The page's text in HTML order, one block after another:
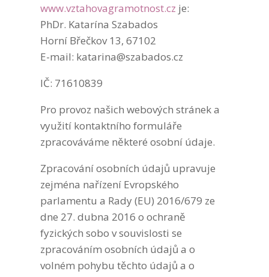
www.vztahovagramotnost.cz je:
PhDr. Katarína Szabados
Horní Břečkov 13, 67102
E-mail: katarina@szabados.cz
IČ: 71610839
Pro provoz našich webových stránek a
využití kontaktního formuláře
zpracováváme některé osobní údaje.
Zpracování osobních údajů upravuje
zejména nařízení Evropského
parlamentu a Rady (EU) 2016/679 ze
dne 27. dubna 2016 o ochraně
fyzických sobo v souvislosti se
zpracováním osobních údajů a o
volném pohybu těchto údajů a o